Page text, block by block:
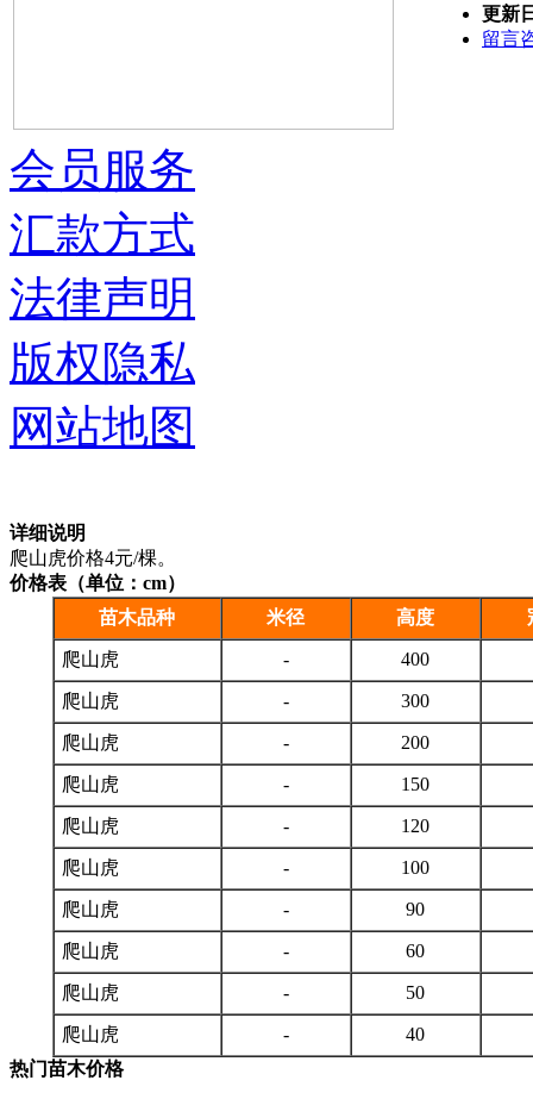
更新
留言
详细说明
爬山虎价格4元/棵。
价格表（单位：cm）
苗木品种
米径 高度
爬山虎 - 400
爬山虎 - 300
爬山虎 - 200
爬山虎 - 150
爬山虎 - 120
爬山虎 - 100
爬山虎 - 90
爬山虎 - 60
爬山虎 - 50
爬山虎 -
40
热门苗木价格
会员服务
汇款方式
法律声明
版权隐私
网站地图